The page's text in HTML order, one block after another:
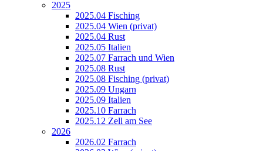
2025
2025.04 Fisching
2025.04 Wien (privat)
2025.04 Rust
2025.05 Italien
2025.07 Farrach und Wien
2025.08 Rust
2025.08 Fisching (privat)
2025.09 Ungarn
2025.09 Italien
2025.10 Farrach
2025.12 Zell am See
2026
2026.02 Farrach